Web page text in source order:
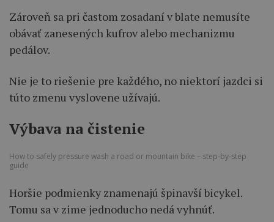
Zároveň sa pri častom zosadaní v blate nemusíte
obávať zanesených kufrov alebo mechanizmu
pedálov.
Nie je to riešenie pre každého, no niektorí jazdci si
túto zmenu vyslovene užívajú.
Výbava na čistenie
How to safely pressure wash a road or mountain bike – step-by-step
guide
Horšie podmienky znamenajú špinavší bicykel.
Tomu sa v zime jednoducho nedá vyhnúť.